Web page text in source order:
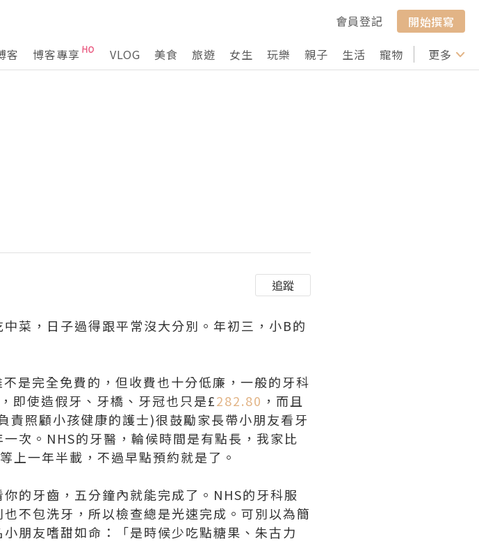
會員登記
開始撰寫
客 博客專享 VLOG 美食 旅遊 女生 玩樂 親子 生活 寵物 行山 打卡
更多
追蹤
菜，日子過得跟平常沒大分別。年初三，小B的
是完全免費的，但收費也十分低廉，一般的牙科
，即使造假牙、牙橋、牙冠也只是£282.80 ，而且
照顧小孩健康的護士)很鼓勵家長帶小朋友看牙
次。NHS的牙醫，輪候時間是有點長，我家比
上一年半載，不過早點預約就是了。
的牙齒，五分鐘內就能完成了。NHS的牙科服
不包洗牙，所以檢查總是光速完成。可別以為簡
朋友嗜甜如命：「是時候少吃點糖果、朱古力